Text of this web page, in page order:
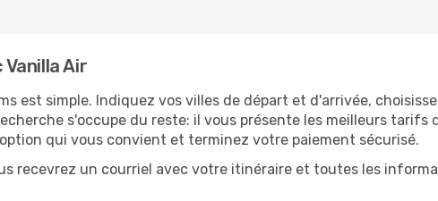
Air
est simple. Indiquez vos villes de départ et d'arrivée,
s'occupe du reste: il vous présente les meilleurs tarifs
qui vous convient et terminez votre paiement sécurisé.
recevrez un courriel avec votre itinéraire et toutes les